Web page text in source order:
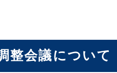
整会議について